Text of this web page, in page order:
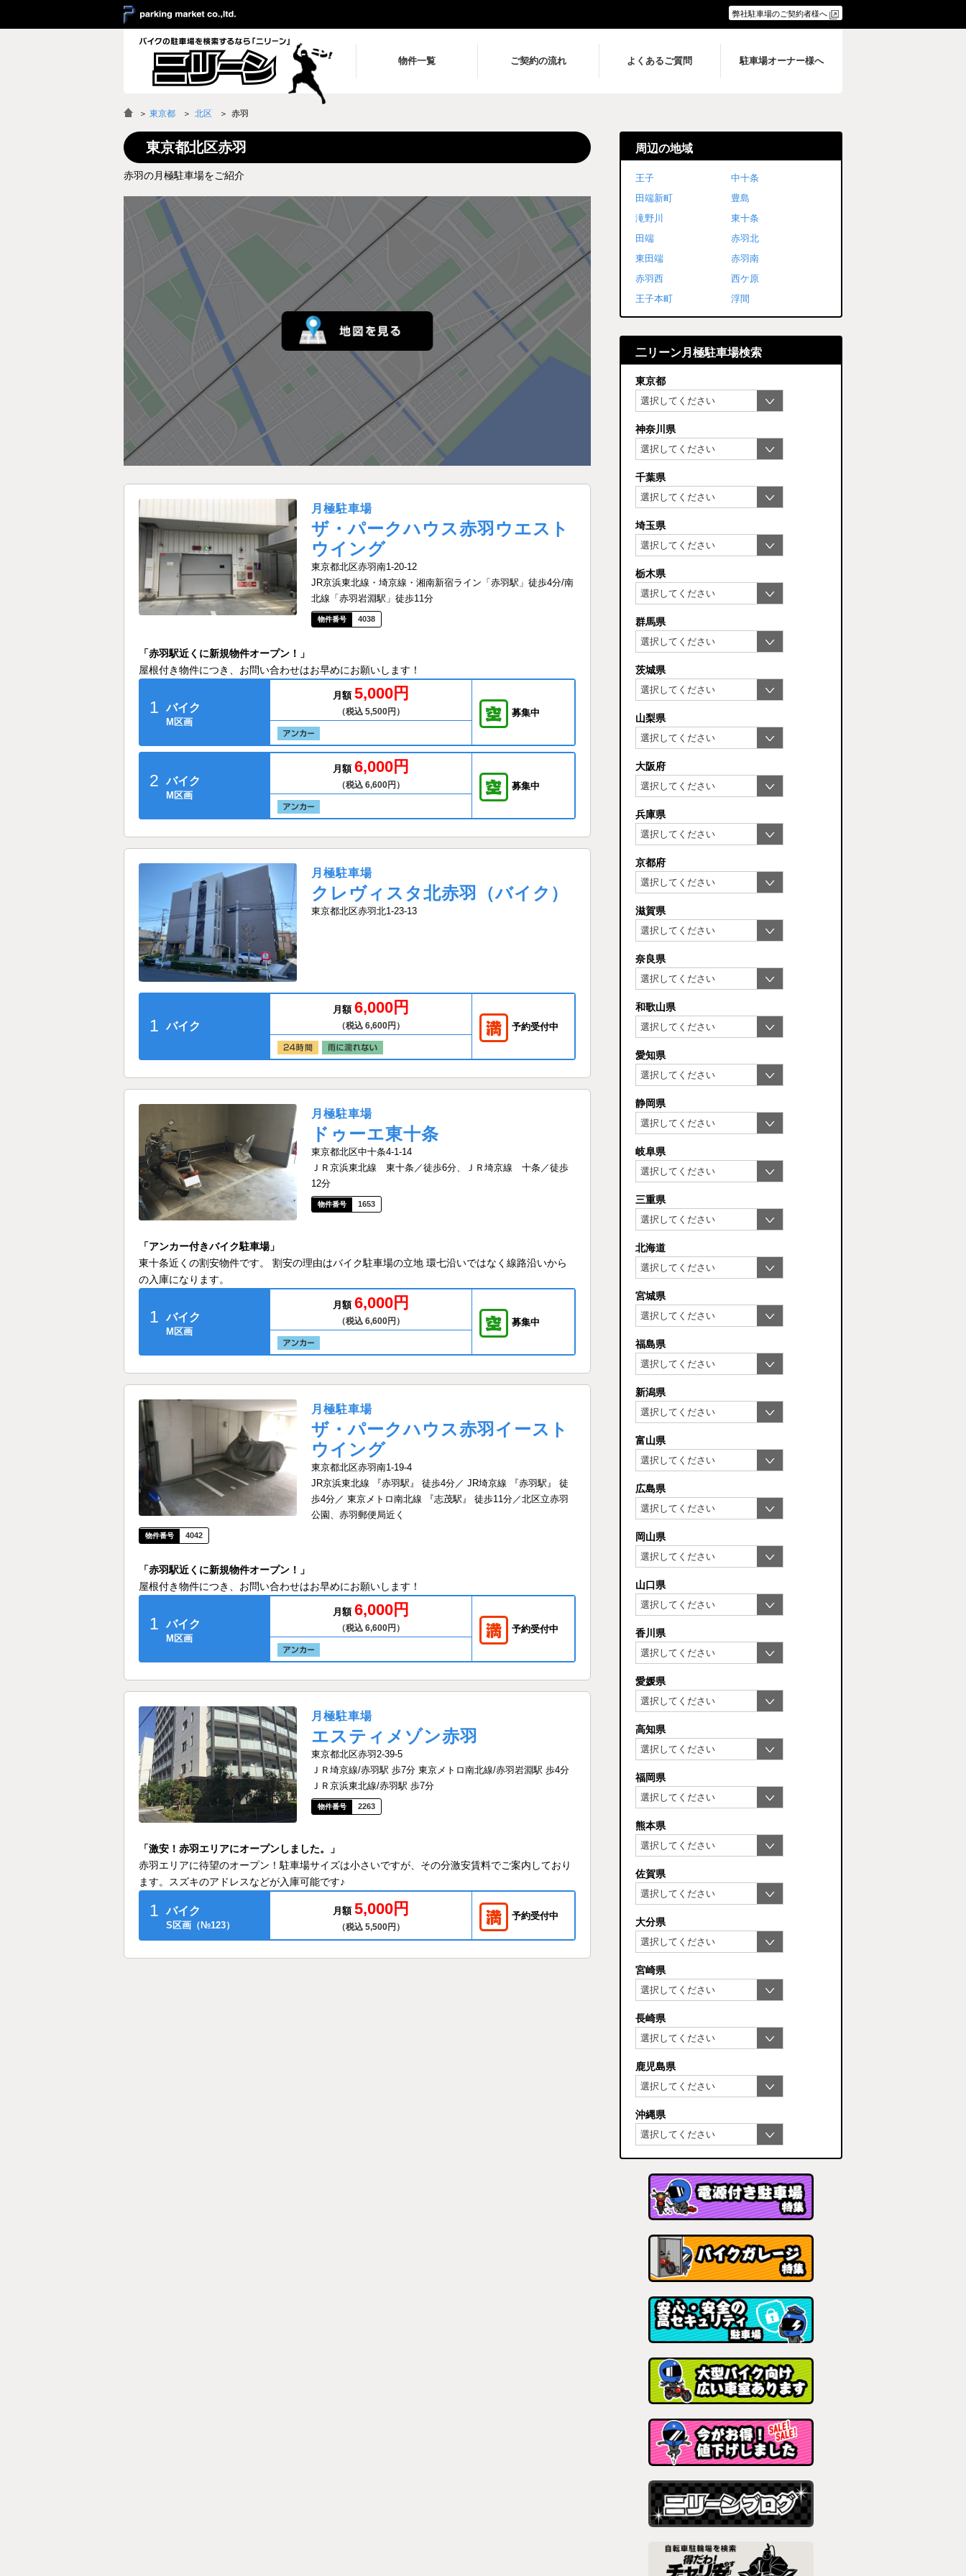
弊社駐車場のご契約者様へ
物件一覧 ご契約の流れ よくあるご質問 駐車場オーナー様へ
＞ 東京都 北区 赤羽
東京都北区赤羽
赤羽の月極駐車場をご紹介
月極駐車場
ザ・パークハウス赤羽ウエスト
ウイング
東京都北区赤羽南1-20-12
JR京浜東北線・埼京線・湘南新宿ライン「赤羽駅」徒歩4分/南
北線「赤羽岩淵駅」徒歩11分
4038
「赤羽駅近くに新規物件オープン！」
屋根付き物件につき、お問い合わせはお早めにお願いします！
1 バイク
M区画
月額 5,000円
（税込 5,500円） 募集中
2 バイク
M区画
月額 6,000円
（税込 6,600円） 募集中
月極駐車場
クレヴィスタ北赤羽（バイク）
東京都北区赤羽北1-23-13
1 バイク
月額 6,000円
（税込 6,600円） 予約受付中
月極駐車場
ドゥーエ東十条
東京都北区中十条4-1-14
ＪＲ京浜東北線 東十条／徒歩6分、ＪＲ埼京線 十条／徒歩
12分
1653
「アンカー付きバイク駐車場」
東十条近くの割安物件です。 割安の理由はバイク駐車場の立地 環七沿いではなく線路沿いから
の入庫になります。
1 バイク
M区画
月額 6,000円
（税込 6,600円） 募集中
月極駐車場
ザ・パークハウス赤羽イースト
ウイング
東京都北区赤羽南1-19-4
JR京浜東北線 『赤羽駅』 徒歩4分／ JR埼京線 『赤羽駅』 徒
歩4分／ 東京メトロ南北線 『志茂駅』 徒歩11分／北区立赤羽
公園、赤羽郵便局近く
4042
「赤羽駅近くに新規物件オープン！」
屋根付き物件につき、お問い合わせはお早めにお願いします！
1 バイク
M区画
月額 6,000円
（税込 6,600円） 予約受付中
月極駐車場
エスティメゾン赤羽
東京都北区赤羽2-39-5
ＪＲ埼京線/赤羽駅 歩7分 東京メトロ南北線/赤羽岩淵駅 歩4分
ＪＲ京浜東北線/赤羽駅 歩7分
2263
「激安！赤羽エリアにオープンしました。」
赤羽エリアに待望のオープン！駐車場サイズは小さいですが、その分激安賃料でご案内しており
ます。スズキのアドレスなどが入庫可能です♪
1 バイク
S区画（№123）
月額 5,000円
（税込 5,500円）
予約受付中
周辺の地域
王子
中十条
田端新町
豊島
滝野川
東十条
田端
赤羽北
東田端
赤羽南
赤羽西
西ケ原
王子本町
浮間
二リーン月極駐車場検索
東京都
神奈川県
千葉県
埼玉県
栃木県
群馬県
茨城県
山梨県
大阪府
兵庫県
京都府
滋賀県
奈良県
和歌山県
愛知県
静岡県
岐阜県
三重県
北海道
宮城県
福島県
新潟県
富山県
広島県
岡山県
山口県
香川県
愛媛県
高知県
福岡県
熊本県
佐賀県
大分県
宮崎県
長崎県
鹿児島県
沖縄県